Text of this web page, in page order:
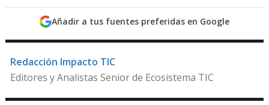
Añadir a tus fuentes preferidas en Google
Redacción Impacto TIC
Editores y Analistas Senior de Ecosistema TIC